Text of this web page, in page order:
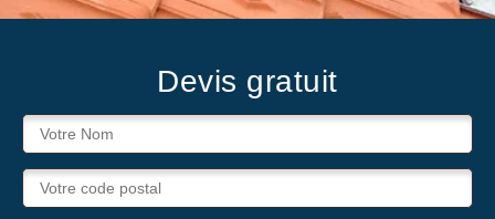
Devis gratuit